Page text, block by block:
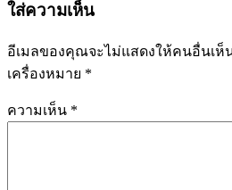
ใส่ความเห็น
อีเมลของคุณจะไม่แสดงให้คนอื่นเห็
เครื่องหมาย *
ความเห็น *